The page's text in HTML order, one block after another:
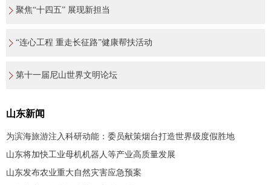
聚焦“十四五” 展现新担当
“连心工程 重走长征路”健康帮扶活动
第十一届尼山世界文明论坛
山东新闻
为滨海旅游注入科研动能：委员献策烟台打造世界级度假胜地
山东将加快工业母机机器人等产业高质量发展
山东发布农业重大自然灾害应急预案